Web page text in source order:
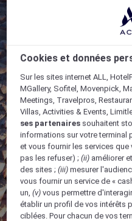
Cookies et données
Sur les sites internet ALL,
MGallery, Sofitel, Movenpick,
Meetings, Travelpros,
Villas, Activities & Events,
ses partenaires souhaitent
informations sur votre terminal
et vous fournir les services
pas les refuser) ;(ii) améliorer
des sites ;(iii) mesurer
vous fournir un service de «
un,(v) vous permettre
établir un profil de vos intérêts
ciblées. Pour chacun de vos